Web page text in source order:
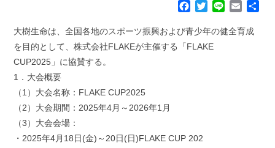
c
e
T
i
t
n
E
a
大樹生命は、全国各地のスポーツ振興および青少年の健全育成
を目的として、株式会社FLAKEが主催する「FLAKE
CUP2025」に協賛する。
1．大会概要
（1）大会名称：FLAKE CUP2025
（2）大会期間：2025年4月～2026年1月
（3）大会会場：
・2025年4月18日(金)～20日(日)FLAKE CUP 202